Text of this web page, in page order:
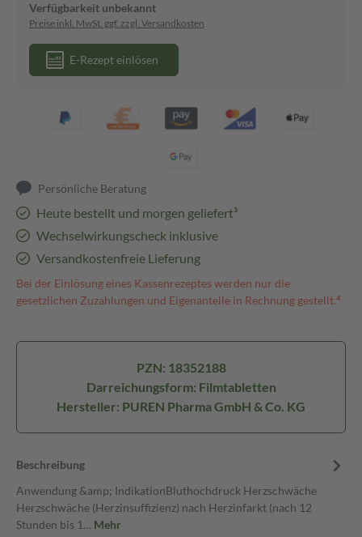
Verfügbarkeit unbekannt
Preise inkl. MwSt. ggf. zzgl. Versandkosten
E-Rezept einlösen
Persönliche Beratung
Heute bestellt und morgen geliefert³
Wechselwirkungscheck inklusive
Versandkostenfreie Lieferung
Bei der Einlösung eines Kassenrezeptes werden nur die
gesetzlichen Zuzahlungen und Eigenanteile in Rechnung gestellt.⁴
PZN: 18352188
Darreichungsform: Filmtabletten
Hersteller: PUREN Pharma GmbH & Co. KG
Beschreibung
Anwendung &amp; IndikationBluthochdruck Herzschwäche
Herzschwäche (Herzinsuffizienz) nach Herzinfarkt (nach 12
Stunden bis 1… Mehr